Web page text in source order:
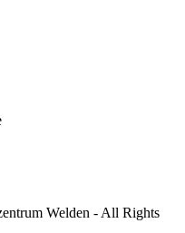
Welden - All Rights